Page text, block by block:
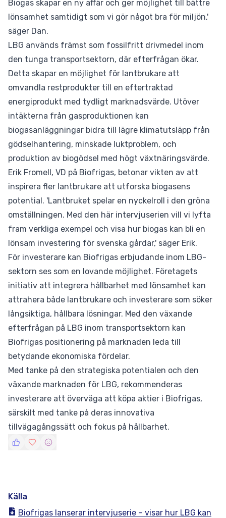
Biogas skapar en ny affär och ger möjlighet till bättre
lönsamhet samtidigt som vi gör något bra för miljön,'
säger Dan.
LBG används främst som fossilfritt drivmedel inom
den tunga transportsektorn, där efterfrågan ökar.
Detta skapar en möjlighet för lantbrukare att
omvandla restprodukter till en eftertraktad
energiprodukt med tydligt marknadsvärde. Utöver
intäkterna från gasproduktionen kan
biogasanläggningar bidra till lägre klimatutsläpp från
gödselhantering, minskade luktproblem, och
produktion av biogödsel med högt växtnäringsvärde.
Erik Fromell, VD på Biofrigas, betonar vikten av att
inspirera fler lantbrukare att utforska biogasens
potential. 'Lantbruket spelar en nyckelroll i den gröna
omställningen. Med den här intervjuserien vill vi lyfta
fram verkliga exempel och visa hur biogas kan bli en
lönsam investering för svenska gårdar,' säger Erik.
För investerare kan Biofrigas erbjudande inom LBG-
sektorn ses som en lovande möjlighet. Företagets
initiativ att integrera hållbarhet med lönsamhet kan
attrahera både lantbrukare och investerare som söker
långsiktiga, hållbara lösningar. Med den växande
efterfrågan på LBG inom transportsektorn kan
Biofrigas positionering på marknaden leda till
betydande ekonomiska fördelar.
Med tanke på den strategiska potentialen och den
växande marknaden för LBG, rekommenderas
investerare att överväga att köpa aktier i Biofrigas,
särskilt med tanke på deras innovativa
tillvägagångssätt och fokus på hållbarhet.
Källa
Biofrigas lanserar intervjuserie – visar hur LBG kan